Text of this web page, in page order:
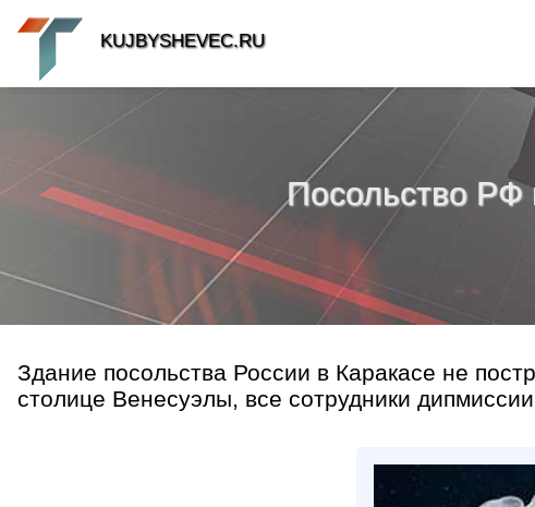
Посольство РФ
Здание посольства России в Каракасе не
столице Венесуэлы, все сотрудники
KUJBYSHEVEC.RU